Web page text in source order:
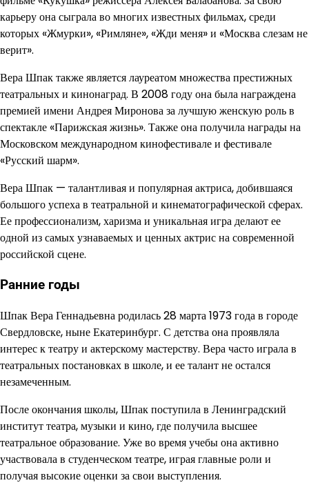
карьеру она сыграла во многих известных фильмах, среди
которых «Жмурки», «Римляне», «Жди меня» и «Москва слезам не
верит».
Вера Шпак также является лауреатом множества престижных
театральных и кинонаград. В 2008 году она была награждена
премией имени Андрея Миронова за лучшую женскую роль в
спектакле «Парижская жизнь». Также она получила награды на
Московском международном кинофестивале и фестивале
«Русский шарм».
Вера Шпак — талантливая и популярная актриса, добившаяся
большого успеха в театральной и кинематографической сферах.
Ее профессионализм, харизма и уникальная игра делают ее
одной из самых узнаваемых и ценных актрис на современной
российской сцене.
Ранние годы
Шпак Вера Геннадьевна родилась 28 марта 1973 года в городе
Свердловске, ныне Екатеринбург. С детства она проявляла
интерес к театру и актерскому мастерству. Вера часто играла в
театральных постановках в школе, и ее талант не остался
незамеченным.
После окончания школы, Шпак поступила в Ленинградский
институт театра, музыки и кино, где получила высшее
театральное образование. Уже во время учебы она активно
участвовала в студенческом театре, играя главные роли и
получая высокие оценки за свои выступления.